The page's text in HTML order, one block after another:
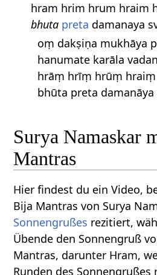
hram hrim hrum hraim
bhuta preta damanaya
oṃ dakṣiṇa mukhāya
hanumate karāla
hrāṃ hrīṃ hrūṃ
bhūta preta damanāya
Surya Namaskar
Mantras
Hier findest du ein Video,
Bija Mantras von Surya
Sonnengrußes rezitiert,
Übende den Sonnengruß
Mantras, darunter Hram,
Runden des Sonnengrußes